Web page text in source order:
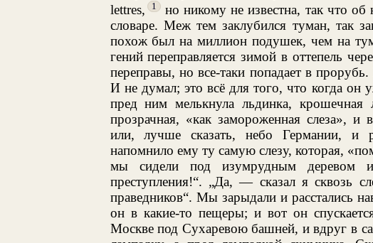
lettres,
1
но никому не известна, так что об
словаре. Меж тем заклубился туман, так
похож был на миллион подушек, чем на
гений переправляется зимой в оттепель
переправы, но все-таки попадает в
И не думал; это всё для того, что когда он
пред ним мелькнула льдинка,
прозрачная, «как замороженная слеза», и
или, лучше сказать, небо Германии, и
напомнило ему ту самую слезу, которая,
мы сидели под изумрудным деревом
преступления!“. „Да, — сказал я сквозь
праведников“. Мы зарыдали и расстались
он в какие-то пещеры; и вот он
Москве под Сухаревою башней, и вдруг в